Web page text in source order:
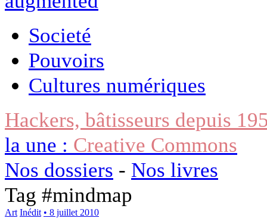
Societé
Pouvoirs
Cultures numériques
Hackers, bâtisseurs depuis
la une : Creative Commons
Nos dossiers - Nos livres
Tag #mindmap
Art Inédit • 8 juillet 2010